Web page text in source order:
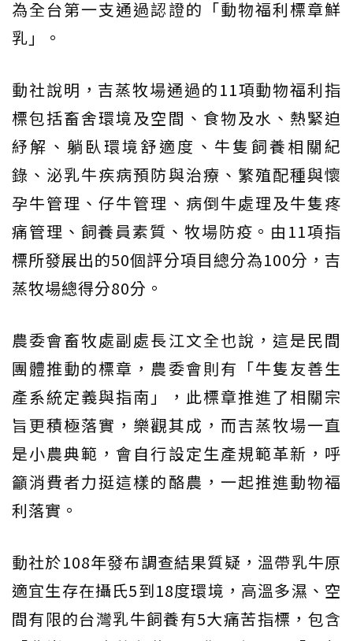
為全台第一支通過認證的「動物福利標章鮮
乳」。
動社說明，吉蒸牧場通過的11項動物福利指
標包括畜舍環境及空間、食物及水、熱緊迫
紓解、躺臥環境舒適度、牛隻飼養相關紀
錄、泌乳牛疾病預防與治療、繁殖配種與懷
孕牛管理、仔牛管理、病倒牛處理及牛隻疼
痛管理、飼養員素質、牧場防疫。由11項指
標所發展出的50個評分項目總分為100分，吉
蒸牧場總得分80分。
農委會畜牧處副處長江文全也說，這是民間
團體推動的標章，農委會則有「牛隻友善生
產系統定義與指南」，此標章推進了相關宗
旨更積極落實，樂觀其成，而吉蒸牧場一直
是小農典範，會自行設定生產規範革新，呼
籲消費者力挺這樣的酪農，一起推進動物福
利落實。
動社於108年發布調查結果質疑，溫帶乳牛原
適宜生存在攝氏5到18度環境，高溫多濕、空
間有限的台灣乳牛飼養有5大痛苦指標，包含